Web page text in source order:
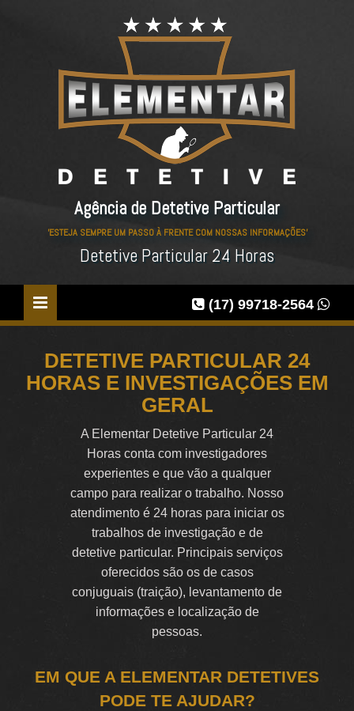
Agência de Detetive Particular
'ESTEJA SEMPRE UM PASSO À FRENTE COM NOSSAS INFORMAÇÕES'
Detetive Particular 24 Horas
(17) 99718-2564
DETETIVE PARTICULAR 24
HORAS E INVESTIGAÇÕES EM
GERAL
A Elementar Detetive Particular 24
Horas conta com investigadores
experientes e que vão a qualquer
campo para realizar o trabalho. Nosso
atendimento é 24 horas para iniciar os
trabalhos de investigação e de
detetive particular. Principais serviços
oferecidos são os de casos
conjuguais (traição), levantamento de
informações e localização de
pessoas.
EM QUE A ELEMENTAR DETETIVES
PODE TE AJUDAR?